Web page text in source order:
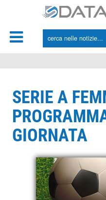
SERIE A
GIORNATA